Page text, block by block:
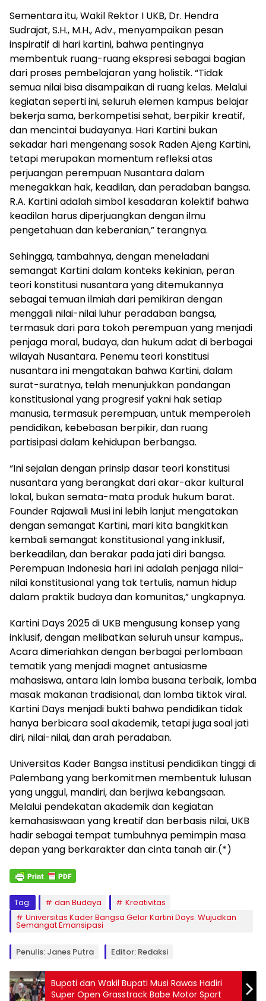
Sementara itu, Wakil Rektor I UKB, Dr. Hendra
Sudrajat, S.H., M.H., Adv., menyampaikan pesan
inspiratif di hari kartini, bahwa pentingnya
membentuk ruang-ruang ekspresi sebagai bagian
dari proses pembelajaran yang holistik. “Tidak
semua nilai bisa disampaikan di ruang kelas. Melalui
kegiatan seperti ini, seluruh elemen kampus belajar
bekerja sama, berkompetisi sehat, berpikir kreatif,
dan mencintai budayanya. Hari Kartini bukan
sekadar hari mengenang sosok Raden Ajeng Kartini,
tetapi merupakan momentum refleksi atas
perjuangan perempuan Nusantara dalam
menegakkan hak, keadilan, dan peradaban bangsa.
R.A. Kartini adalah simbol kesadaran kolektif bahwa
keadilan harus diperjuangkan dengan ilmu
pengetahuan dan keberanian,” terangnya.
Sehingga, tambahnya, dengan meneladani
semangat Kartini dalam konteks kekinian, peran
teori konstitusi nusantara yang ditemukannya
sebagai temuan ilmiah dari pemikiran dengan
menggali nilai-nilai luhur peradaban bangsa,
termasuk dari para tokoh perempuan yang menjadi
penjaga moral, budaya, dan hukum adat di berbagai
wilayah Nusantara. Penemu teori konstitusi
nusantara ini mengatakan bahwa Kartini, dalam
surat-suratnya, telah menunjukkan pandangan
konstitusional yang progresif yakni hak setiap
manusia, termasuk perempuan, untuk memperoleh
pendidikan, kebebasan berpikir, dan ruang
partisipasi dalam kehidupan berbangsa.
“Ini sejalan dengan prinsip dasar teori konstitusi
nusantara yang berangkat dari akar-akar kultural
lokal, bukan semata-mata produk hukum barat.
Founder Rajawali Musi ini lebih lanjut mengatakan
dengan semangat Kartini, mari kita bangkitkan
kembali semangat konstitusional yang inklusif,
berkeadilan, dan berakar pada jati diri bangsa.
Perempuan Indonesia hari ini adalah penjaga nilai-
nilai konstitusional yang tak tertulis, namun hidup
dalam praktik budaya dan komunitas,” ungkapnya.
Kartini Days 2025 di UKB mengusung konsep yang
inklusif, dengan melibatkan seluruh unsur kampus,.
Acara dimeriahkan dengan berbagai perlombaan
tematik yang menjadi magnet antusiasme
mahasiswa, antara lain lomba busana terbaik, lomba
masak makanan tradisional, dan lomba tiktok viral.
Kartini Days menjadi bukti bahwa pendidikan tidak
hanya berbicara soal akademik, tetapi juga soal jati
diri, nilai-nilai, dan arah peradaban.
Universitas Kader Bangsa institusi pendidikan tinggi di
Palembang yang berkomitmen membentuk lulusan
yang unggul, mandiri, dan berjiwa kebangsaan.
Melalui pendekatan akademik dan kegiatan
kemahasiswaan yang kreatif dan berbasis nilai, UKB
hadir sebagai tempat tumbuhnya pemimpin masa
depan yang berkarakter dan cinta tanah air.(*)
Tag: dan Budaya
Kreativitas
Universitas Kader Bangsa Gelar Kartini Days: Wujudkan
Semangat Emansipasi
Penulis: Janes Putra Editor: Redaksi
Bupati dan Wakil Bupati Musi Rawas Hadiri
Super Open Grasstrack Babe Motor Sport